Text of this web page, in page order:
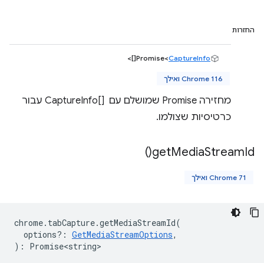
החזרות
Promise<CaptureInfo
[]>
Chrome 116 ואילך
מחזירה Promise שמושלם עם CaptureInfo[] ‎ עבור
כרטיסיות שצולמו.
getMediaStreamId(
)
Chrome 71 ואילך
chrome. tabCapture.getMediaStreamId(
options? : GetMediaStreamOptions,
) : Promise<string>